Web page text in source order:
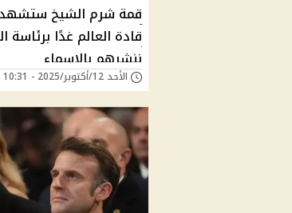
قادة العالم غدًا
ننشرهم بالاسماء
الأحد 12/أكتوبر/2025 - 10:31 ص